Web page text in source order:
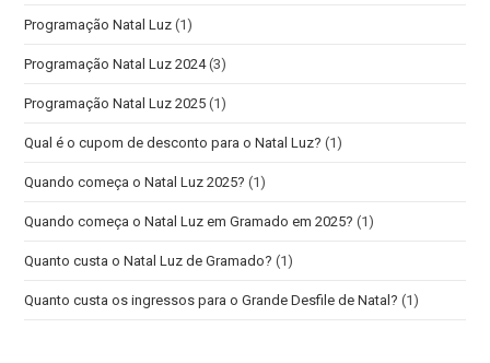
Programação Natal Luz (1)
Programação Natal Luz 2024 (3)
Programação Natal Luz 2025 (1)
Qual é o cupom de desconto para o Natal Luz? (1)
Quando começa o Natal Luz 2025? (1)
Quando começa o Natal Luz em Gramado em 2025? (1)
Quanto custa o Natal Luz de Gramado? (1)
Quanto custa os ingressos para o Grande Desfile de Natal? (1)